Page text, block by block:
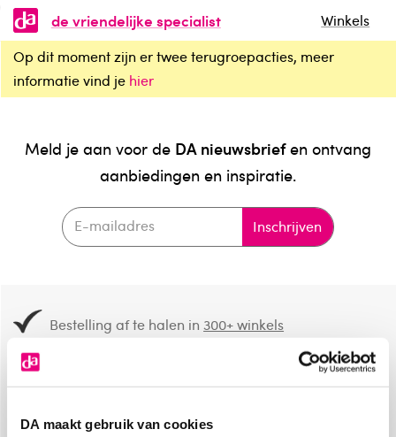
DA maakt gebruik van cookies
de vriendelijke specialist
Winkels
Op dit moment zijn er twee terugroepacties, meer
informatie vind je hier
Meld je aan voor de DA nieuwsbriefen ontvang
aanbiedingen en inspiratie.
Inschrijven
Bestelling af te halen in300+ winkels